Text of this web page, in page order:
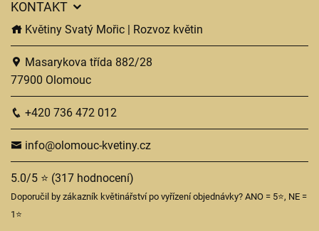
KONTAKT
Květiny Svatý Mořic | Rozvoz květin
Masarykova třída 882/28
77900 Olomouc
+420 736 472 012
info@olomouc-kvetiny.cz
5.0/5 ⭐ (317 hodnocení)
Doporučil by zákazník květinářství po vyřízení objednávky? ANO = 5⭐, NE =
1⭐